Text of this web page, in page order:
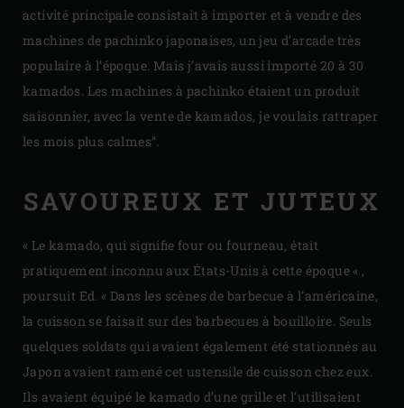
activité principale consistait à importer et à vendre des
machines de pachinko japonaises, un jeu d’arcade très
populaire à l’époque. Mais j’avais aussi importé 20 à 30
kamados. Les machines à pachinko étaient un produit
saisonnier, avec la vente de kamados, je voulais rattraper
les mois plus calmes”.
SAVOUREUX ET JUTEUX
« Le kamado, qui signifie four ou fourneau, était
pratiquement inconnu aux États-Unis à cette époque « ,
poursuit Ed. « Dans les scènes de barbecue à l’américaine,
la cuisson se faisait sur des barbecues à bouilloire. Seuls
quelques soldats qui avaient également été stationnés au
Japon avaient ramené cet ustensile de cuisson chez eux.
Ils avaient équipé le kamado d’une grille et l’utilisaient